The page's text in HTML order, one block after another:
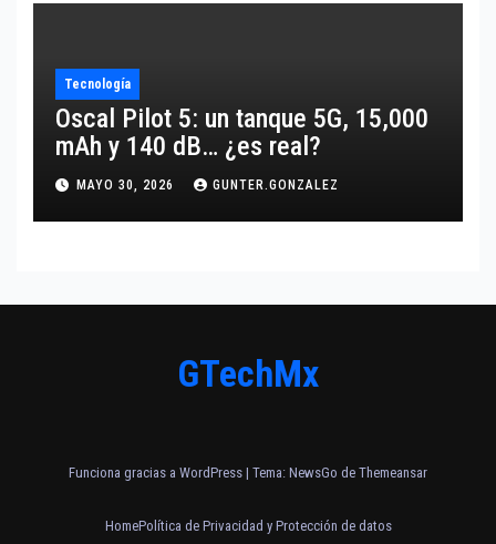
Tecnología
Oscal Pilot 5: un tanque 5G, 15,000
mAh y 140 dB… ¿es real?
MAYO 30, 2026 GUNTER.GONZALEZ
GTechMx
Funciona gracias a WordPress | Tema: NewsGo de Themeansar
HomePolítica de Privacidad y Protección de datos